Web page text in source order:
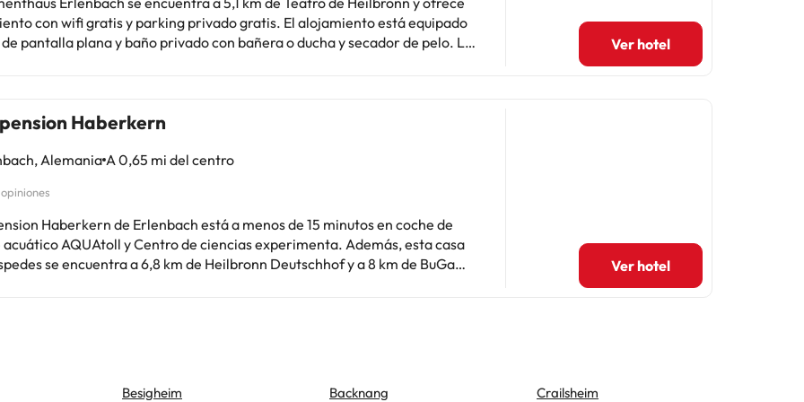
con wifi gratis y parking privado gratis. El alojamiento está equipado
pantalla plana y baño privado con bañera o ducha y secador de pelo. La
no se pueden celebrar despedidas de soltero o soltera ni fiestas
Ver hotel
Haberkern
AlemaniaA 0,65 mi del centro
Haberkern de Erlenbach está a menos de 15 minutos en coche de
AQUAtoll y Centro de ciencias experimenta. Además, esta casa
se encuentra a 6,8 km de Heilbronn Deutschhof y a 8 km de BuGa
con minibar y televisión de pantalla plana. La conexión a Internet
Ver hotel
Besigheim Backnang Crailsheim